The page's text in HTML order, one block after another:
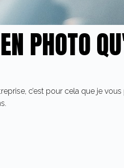
PHOTO
c’est pour cela que je